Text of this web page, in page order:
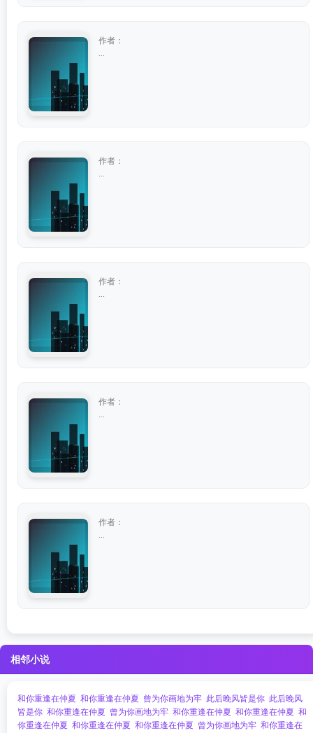
作者：
作者：
作者：
作者：
作者：
相邻小说
和你重逢在仲夏 和你重逢在仲夏 曾为你画地为牢 此后晚风皆是你 此后晚风
皆是你 和你重逢在仲夏 曾为你画地为牢 和你重逢在仲夏 和你重逢在仲夏 和
你重逢在仲夏 和你重逢在仲夏 和你重逢在仲夏 曾为你画地为牢 和你重逢在